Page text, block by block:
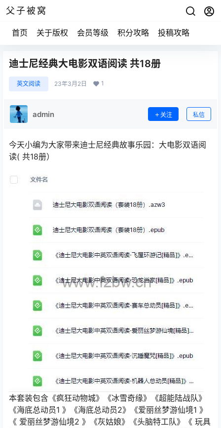
父子被窝
首页 关于版权 会员等级 积分攻略 投稿攻略
迪士尼经典大电影双语阅读 共18册
英文阅读 23年3月2日 1
admin 关注 私信
今天小编为大家带来迪士尼经典故事乐园：大电影双语阅
读( 共18册）
本套装包含《疯狂动物城》《冰雪奇缘》《超能陆战队》
《海底总动员1 》《海底总动员2》《爱丽丝梦游仙境1 》
《 爱丽丝梦游仙境2 》《灰姑娘》《头脑特工队》《 玩具